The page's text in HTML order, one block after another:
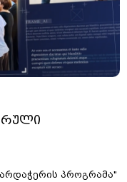
პროგრამა"